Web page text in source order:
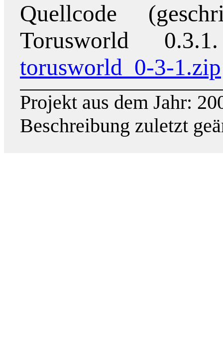
Quellcode
Torusworld
torusworld_0-3-1.zip
Projekt aus dem Jahr:
Beschreibung zuletzt